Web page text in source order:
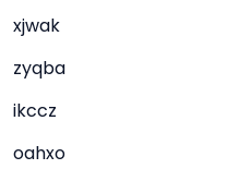
xjwak
zyqba
ikccz
oahxo